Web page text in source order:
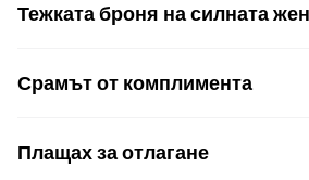
Тежката броня на силната
Срамът от комплимента
Плащах за отлагане